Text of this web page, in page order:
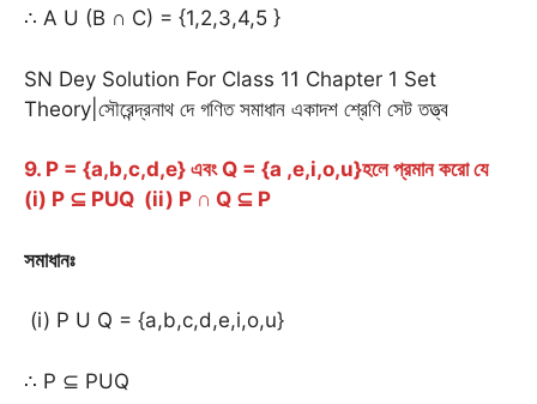
∴ A U (B ∩ C) = {1,2,3,4,5 }
SN Dey Solution For Class 11 Chapter 1 Set
Theory|সৌরেন্দ্রনাথ দে গণিত সমাধান একাদশ শ্রেণি সেট তত্ত্ব
9. P = {a,b,c,d,e} এবং Q = {a ,e,i,o,u}হলে প্রমান করো যে
(i) P ⊆ PUQ (ii) P ∩ Q ⊆ P
সমাধানঃ
(i) P U Q = {a,b,c,d,e,i,o,u}
∴ P ⊆ PUQ